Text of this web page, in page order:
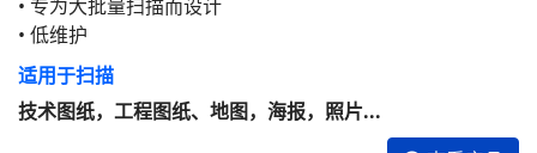
• 专为大批量扫描而设计
• 低维护
适用于扫描
技术图纸，工程图纸、地图，海报，照片...